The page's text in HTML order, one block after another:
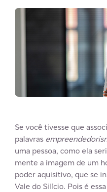
Se você tivesse que
palavras
uma pessoa, como ela
mente a imagem de um
poder aquisitivo, que se
Vale do Silício. Pois é